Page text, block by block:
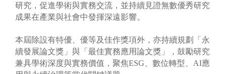
研究，促進學術與實務交流，並持續見證無數優秀研究
成果在產業與社會中發揮深遠影響。
本屆除設有特優、優等及佳作獎項外，亦持續規劃「永
續發展論文獎」與「最佳實務應用論文獎」，鼓勵研究
兼具學術深度與實務價值，聚焦ESG、數位轉型、AI應